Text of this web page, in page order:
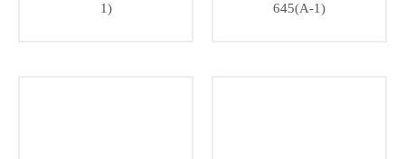
1)
645(A-1)